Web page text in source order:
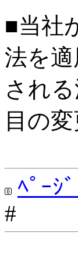
■当社
法を
され
目の
ﾍﾟｰｼ
#